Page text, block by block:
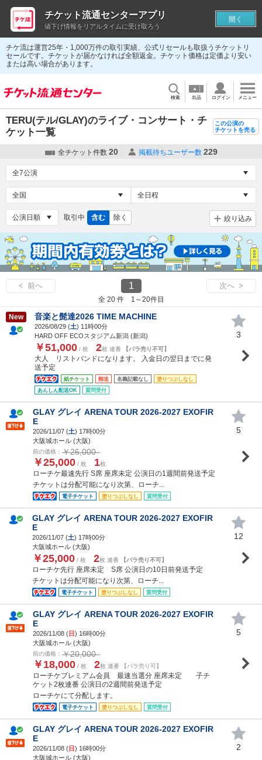
チケ流は運営25年・1,000万件の取引実績、公式リセールも取扱うチケットリ
セールです。チケットが届かなければ全額返金。チケット価格は定価より安い
または高い場合があります。
検索 出品 ログイン メニュー
TERU(テル/GLAY)のライブ・コンサート・チ
ケット一覧
この公演の
チケットを売る
全チケット件数 20 掲載待ちユーザー数 229
取引中 含む 除く 絞り込み
< 前へ 1 次へ >
全 20 件 1～20件目
New 音楽と髭達2026 TIME MACHINE
2026/08/29 (土) 11時00分
HARD OFF ECOスタジアム新潟 (新潟)
￥51,000 / 枚 2枚 連番 【バラ売り不可】
大人 リストバンドになります。 入金日の翌日までに発
送予定
紙チケット 郵送 名義記載なし
塗りつぶしなし
あんしん配送OK
質問受付
3
GLAY グレイ ARENA TOUR 2026-2027 EXOFIR
E
2026/11/07 (土) 17時00分
大阪城ホール (大阪)
前の価格： ￥26,000
￥25,000 / 枚 1枚
ローチケ最速先行 S席 座席未定 公演日の1週間前発送予定
チケットは分配可能になり次第、ローチ...
電子チケット 塗りつぶしなし 質問受付
5
GLAY グレイ ARENA TOUR 2026-2027 EXOFIR
E
2026/11/07 (土) 17時00分
大阪城ホール (大阪)
￥25,000 / 枚 2枚 連番 【バラ売り不可】
ローチケ先行 座席未定 S席 公演日の10日前発送予定
チケットは分配可能になり次第、ローチ...
電子チケット 塗りつぶしなし 質問受付
12
GLAY グレイ ARENA TOUR 2026-2027 EXOFIR
E
2026/11/08 (日) 16時00分
大阪城ホール (大阪)
前の価格： ￥20,000
￥18,000 / 枚 2枚 連番 【バラ売り可】
ローチケプレミアム会員 最速当選分 座席未定 子チ
ケット2枚連番 公演日の2週間前発送予定
ローチケにて分配します。
電子チケット 塗りつぶしなし 質問受付
5
GLAY グレイ ARENA TOUR 2026-2027 EXOFIR
E
2026/11/08 (日) 16時00分
大阪城ホール (大阪)
2
チケット流通センターアプリ
値下げ情報をリアルタイムに受け取ろう
開く